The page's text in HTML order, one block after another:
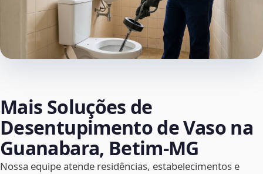
Mais Soluções de
Desentupimento de Vaso na
Guanabara, Betim‑MG
Nossa equipe atende residências, estabelecimentos e